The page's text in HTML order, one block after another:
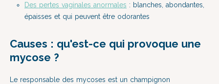
Des pertes vaginales anormales : blanches, abondantes,
épaisses et qui peuvent être odorantes
Causes : qu'est-ce qui provoque une
mycose ?
Le responsable des mycoses est un champignon